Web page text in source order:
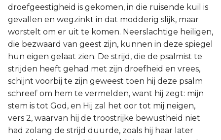
droefgeestigheid is gekomen, in die ruisende kuil is
gevallen en wegzinkt in dat modderig slijk, maar
worstelt om er uit te komen. Neerslachtige heiligen,
die bezwaard van geest zijn, kunnen in deze spiegel
hun eigen gelaat zien. De strijd, die de psalmist te
strijden heeft gehad met zijn droefheid en vrees,
schijnt voorbij te zijn geweest toen hij deze psalm
schreef om hem te vermelden, want hij zegt: mijn
stem is tot God, en Hij zal het oor tot mij neigen,
vers 2, waarvan hij de troostrijke bewustheid niet
had zolang de strijd duurde, zoals hij haar later